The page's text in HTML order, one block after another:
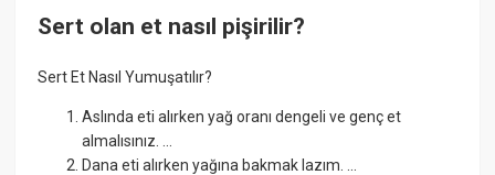
Sert olan et nasıl pişirilir?
Sert Et Nasıl Yumuşatılır?
Aslında eti alırken yağ oranı dengeli ve genç et
almalısınız. ...
Dana eti alırken yağına bakmak lazım. ...